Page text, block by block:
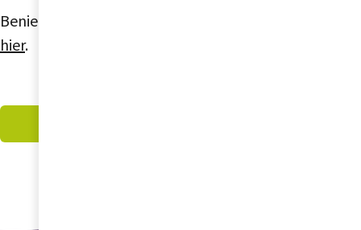
Benieuwd naar het volledige interview? Klik dan
hier.